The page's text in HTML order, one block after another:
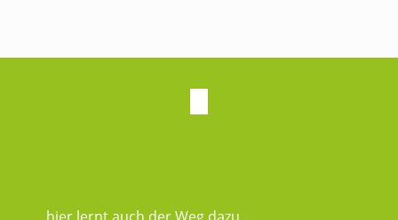
hier lernt auch der Weg dazu...